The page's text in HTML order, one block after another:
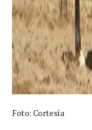
Foto: Cortesía